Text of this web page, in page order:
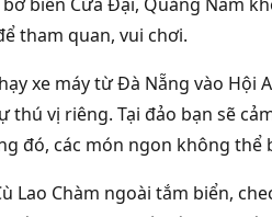
tham quan, vui chơi.
xe máy từ Đà Nẵng vào Hội
thú vị riêng. Tại đảo bạn sẽ
đó, các món ngon không
Lao Chàm ngoài tắm biển,